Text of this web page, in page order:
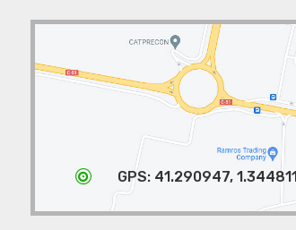
 GPS: 41.290947, 1.344811